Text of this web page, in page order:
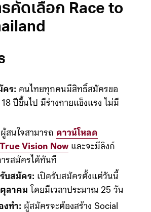
คัดเลือก
ร:
ปีขึ้นไป มีร่างกายแข็งแรง ไม่มี
สนใจสามารถ
Vision Nowและจะมีลิงก์
ารสมัครได้ทันที
รับสมัคร:เปิดรับสมัครตั้งแต่วันนี้